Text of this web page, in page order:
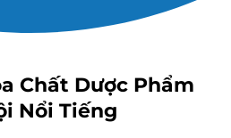
Chất Dược Phẩm
Nổi Tiếng